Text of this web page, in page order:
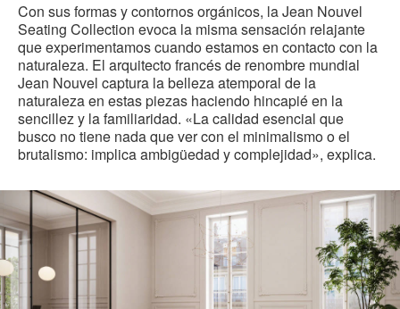
Con sus formas y contornos orgánicos, la Jean Nouvel
Seating Collection evoca la misma sensación relajante
que experimentamos cuando estamos en contacto con la
naturaleza. El arquitecto francés de renombre mundial
Jean Nouvel captura la belleza atemporal de la
naturaleza en estas piezas haciendo hincapié en la
sencillez y la familiaridad. «La calidad esencial que
busco no tiene nada que ver con el minimalismo o el
brutalismo: implica ambigüedad y complejidad», explica.